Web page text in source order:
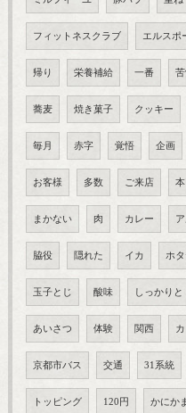
フィットネスクラブ エルスポ
帰り 栄養補給 一番
蕎麦 焼き菓子 クッキー
毎月 赤字 覚悟 企画
お客様 多数 ご来店 本
まかない 肉 カレー
脇役 隠れた イカ ホ
玉子とじ 酸味 しっかりと
あいさつ 体験 関西
京都市バス 交通 31系統
トッピング 120円 かにか